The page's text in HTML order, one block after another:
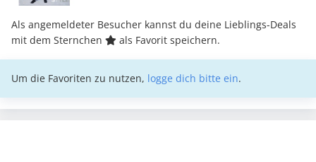
Als angemeldeter Besucher kannst du deine Lieblings-Deals
mit dem Sternchen
als Favorit speichern.
Um die Favoriten zu nutzen, logge dich bitte ein.